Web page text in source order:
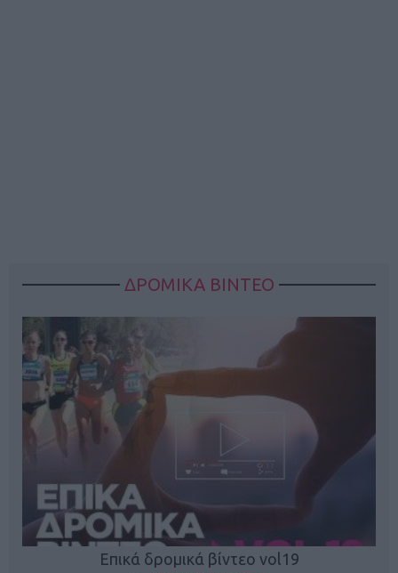
ΔΡΟΜΙΚΑ ΒΙΝΤΕΟ
Επικά δρομικά βίντεο vol19